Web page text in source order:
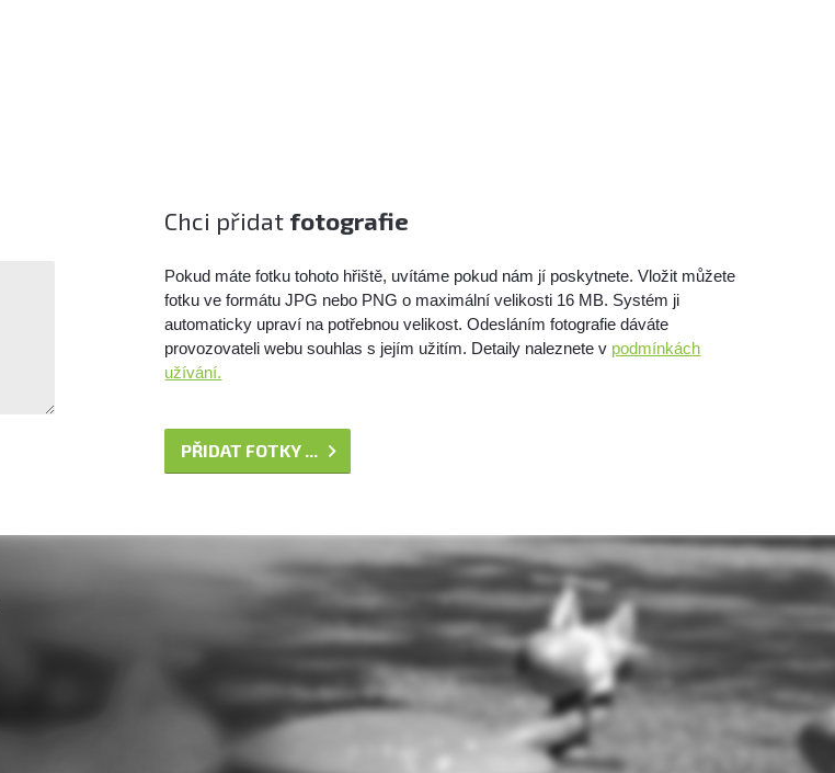
Chci přidat fotografie
Pokud máte fotku tohoto hřiště, uvítáme pokud nám jí poskytnete. Vložit můžete
fotku ve formátu JPG nebo PNG o maximální velikosti 16 MB. Systém ji
automaticky upraví na potřebnou velikost. Odesláním fotografie dáváte
provozovateli webu souhlas s jejím užitím. Detaily naleznete v podmínkách
užívání.
PŘIDAT FOTKY ...